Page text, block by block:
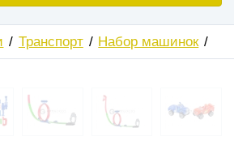
Транспорт Набор машинок